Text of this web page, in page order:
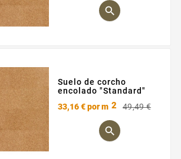

Suelo de corcho
encolado "Standard"
33,16 €por m 2 49,49 €
